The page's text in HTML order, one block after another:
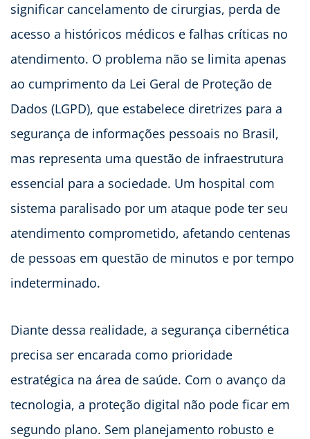
significar cancelamento de cirurgias, perda de
acesso a históricos médicos e falhas críticas no
atendimento. O problema não se limita apenas
ao cumprimento da Lei Geral de Proteção de
Dados (LGPD), que estabelece diretrizes para a
segurança de informações pessoais no Brasil,
mas representa uma questão de infraestrutura
essencial para a sociedade. Um hospital com
sistema paralisado por um ataque pode ter seu
atendimento comprometido, afetando centenas
de pessoas em questão de minutos e por tempo
indeterminado.
Diante dessa realidade, a segurança cibernética
precisa ser encarada como prioridade
estratégica na área de saúde. Com o avanço da
tecnologia, a proteção digital não pode ficar em
segundo plano. Sem planejamento robusto e